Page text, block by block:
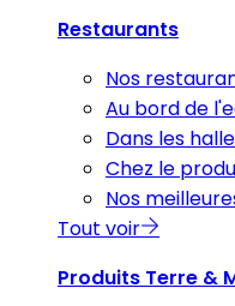
Restaurants
Nos
Au bord de
Dans les
Chez le
Nos
Tout voir
Produits Terre &